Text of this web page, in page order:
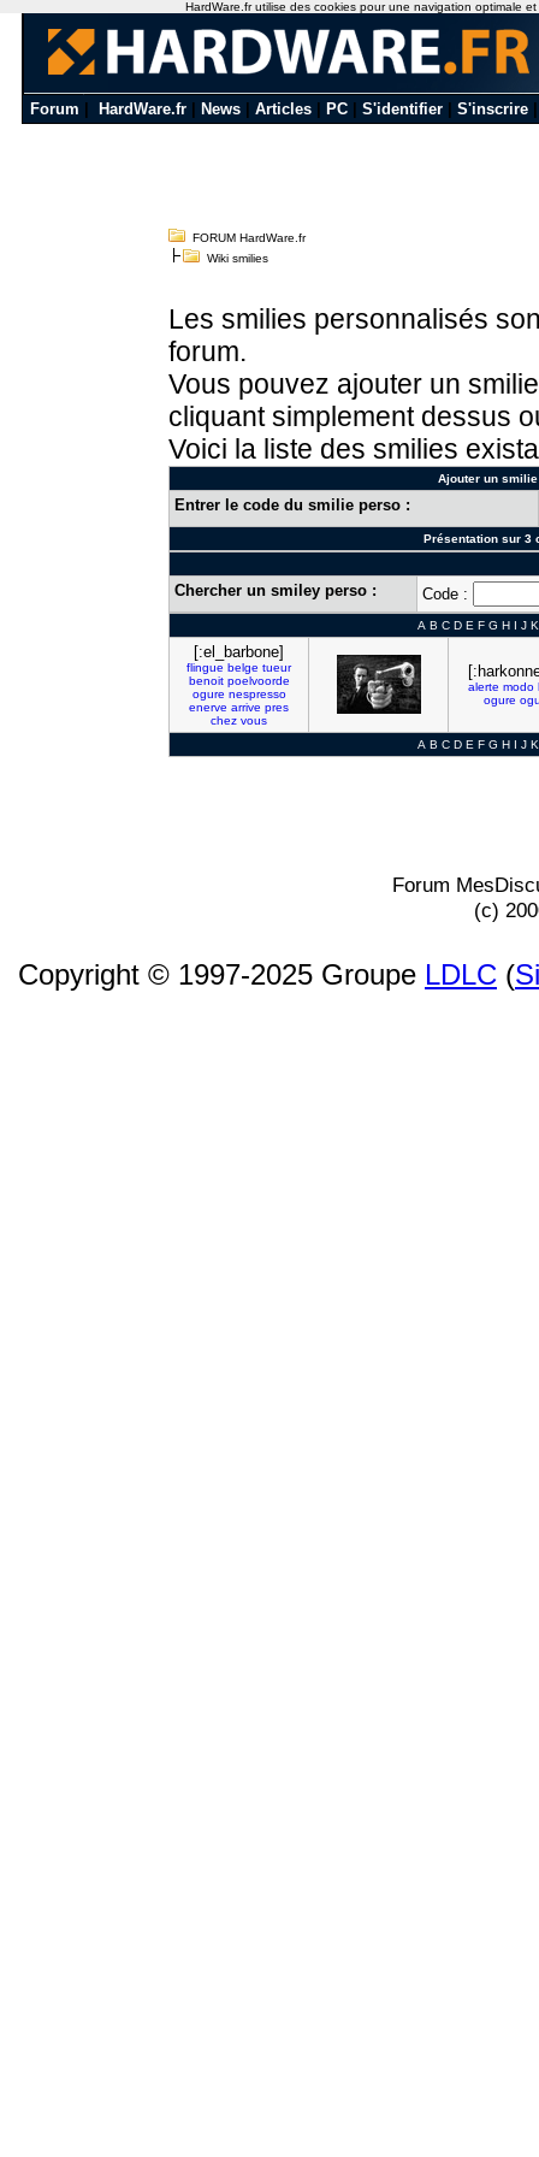
Forum HardWare.fr News Articles PC S'identifier S'inscrire
FORUM HardWare.fr
Wiki smilies
Les smilies personnalisés
forum.
Vous pouvez ajouter un
cliquant simplement dessus
Voici la liste des smilies
Ajouter un
Entrer le code du smilie perso :
Présentation sur 3
Chercher un smiley perso : Code :
A B C D E F G H I J K
[:el_barbone]
flingue belge tueur
benoit poelvoorde
ogure nespresso
enerve arrive pres
chez vous
alerte modo
ogure
A B C D E F G H I J K
Forum
(c)
Copyright © 1997-2025 Groupe LDLC (
HardWare.fr utilise des cookies pour une navigation optimale